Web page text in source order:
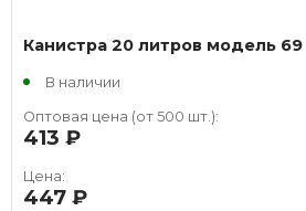
Канистра 20 литров модель
В наличии
Оптовая цена (от 500 шт.):
413
Цена:
447